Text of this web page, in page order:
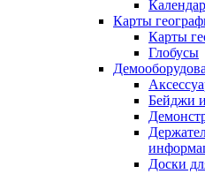
Карты
Карты
Глобусы
Бейджи
Доски